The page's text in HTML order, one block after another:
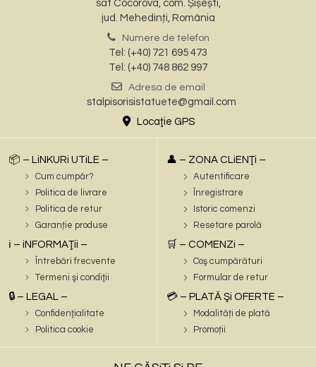
sat Cocorova, com. Șișești,
jud. Mehedinți, România
Numere de telefon
Tel: (+40) 721 695 473
Tel: (+40) 748 862 997
Adresa de email
stalpisorisistatuete@gmail.com
Locaţie GPS
📦 – LiNKURi UTiLE –
Cum cumpăr?
Politica de livrare
Politica de retur
Garanție produse
ℹ️ – iNFORMAŢii –
Întrebări frecvente
Termeni şi condiţii
🔒 – LEGAL –
Confidenţialitate
Politica cookie
👤 – ZONA CLiENŢi –
Autentificare
Înregistrare
Istoric comenzi
Resetare parolă
🛒 – COMENZi –
Coş cumpărături
Formular de retur
💳 – PLATĂ Şi OFERTE –
Modalități de plată
Promoții